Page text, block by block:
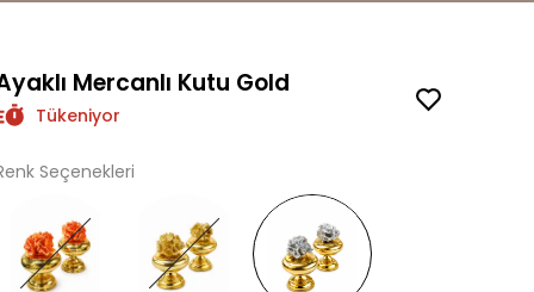
Mercanlı Kutu Gold
Tükeniyor
Seçenekleri